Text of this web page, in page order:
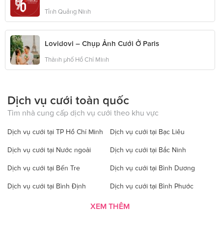
Tỉnh Quảng Ninh
Lovidovi – Chụp Ảnh Cưới Ở Paris
Thành phố Hồ Chí Minh
Dịch vụ cưới toàn quốc
Tìm nhà cung cấp dịch vụ cưới theo khu vực
Dịch vụ cưới tại TP Hồ Chí Minh Dịch vụ cưới tại Bạc Liêu
Dịch vụ cưới tại Nước ngoài Dịch vụ cưới tại Bắc Ninh
Dịch vụ cưới tại Bến Tre Dịch vụ cưới tại Bình Dương
Dịch vụ cưới tại Bình Định Dịch vụ cưới tại Bình Phước
Dịch vụ cưới tại Bình Thuận Dịch vụ cưới tại Cà Mau
XEM THÊM